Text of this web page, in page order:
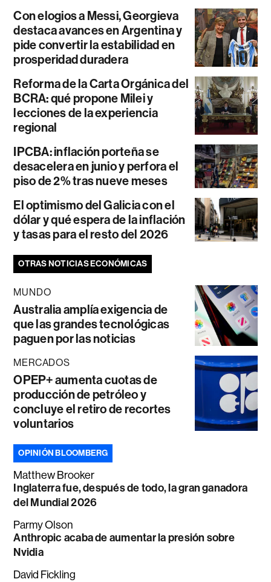
Con elogios a Messi, Georgieva
destaca avances en Argentina y
pide convertir la estabilidad en
prosperidad duradera
Reforma de la Carta Orgánica del
BCRA: qué propone Milei y
lecciones de la experiencia
regional
IPCBA: inflación porteña se
desacelera en junio y perfora el
piso de 2% tras nueve meses
El optimismo del Galicia con el
dólar y qué espera de la inflación
y tasas para el resto del 2026
OTRAS NOTICIAS ECONÓMICAS
MUNDO
Australia amplía exigencia de
que las grandes tecnológicas
paguen por las noticias
MERCADOS
OPEP+ aumenta cuotas de
producción de petróleo y
concluye el retiro de recortes
voluntarios
OPINIÓN BLOOMBERG
Matthew Brooker
Inglaterra fue, después de todo, la gran ganadora
del Mundial 2026
Parmy Olson
Anthropic acaba de aumentar la presión sobre
Nvidia
David Fickling